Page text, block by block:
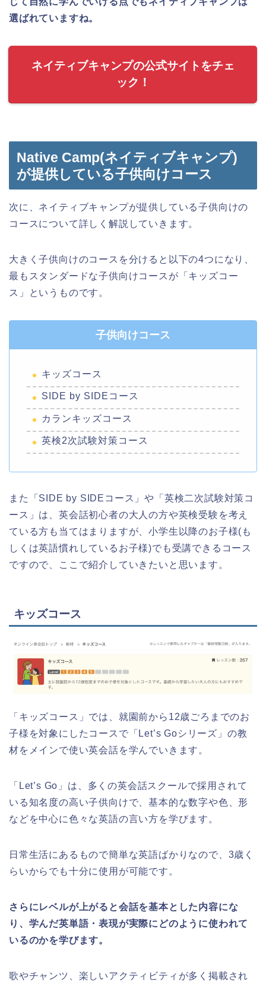
選ばれていますね。
ネイティブキャンプの公式サイトをチェ
ック！
Native Camp(ネイティブキャンプ)
が提供している子供向けコース
次に、ネイティブキャンプが提供している子供向けの
コースについて詳しく解説していきます。
大きく子供向けのコースを分けると以下の4つになり、
最もスタンダードな子供向けコースが「キッズコー
ス」というものです。
子供向けコース
キッズコース
SIDE by SIDEコース
カランキッズコース
英検2次試験対策コース
また「SIDE by SIDEコース」や「英検二次試験対策コ
ース」は、英会話初心者の大人の方や英検受験を考え
ている方も当てはまりますが、小学生以降のお子様(も
しくは英語慣れしているお子様)でも受講できるコース
ですので、ここで紹介していきたいと思います。
キッズコース
「キッズコース」では、就園前から12歳ごろまでのお
子様を対象にしたコースで「Let’s Goシリーズ」の教
材をメインで使い英会話を学んでいきます。
「Let’s Go」は、多くの英会話スクールで採用されて
いる知名度の高い子供向けで、基本的な数字や色、形
などを中心に色々な英語の言い方を学びます。
日常生活にあるもので簡単な英語ばかりなので、3歳く
らいからでも十分に使用が可能です。
さらにレベルが上がると会話を基本とした内容にな
り、学んだ英単語・表現が実際にどのように使われて
いるのかを学びます。
歌やチャンツ、楽しいアクティビティが多く掲載され